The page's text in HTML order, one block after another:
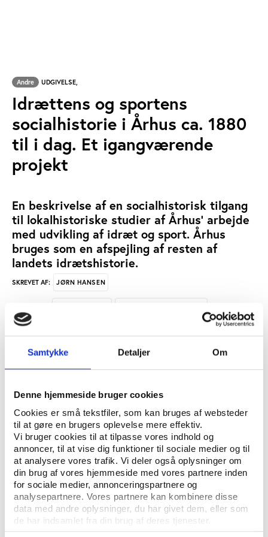
Samtykke Detaljer Om
Denne hjemmeside bruger cookies
Cookies er små tekstfiler, som kan bruges af websteder
til at gøre en brugers oplevelse mere effektiv.
Vi bruger cookies til at tilpasse vores indhold og
annoncer, til at vise dig funktioner til sociale medier og til
at analysere vores trafik. Vi deler også oplysninger om
din brug af vores hjemmeside med vores partnere inden
for sociale medier, annonceringspartnere og
analysepartnere. Vores partnere kan kombinere disse
data med andre oplysninger, du har givet dem, eller som
de har indsamlet fra din brug af deres tjenester.
Andre UDGIVELSE,
Idrættens og sportens
socialhistorie i Århus ca. 1880
til i dag. Et igangværende
projekt
En beskrivelse af en socialhistorisk tilgang
til lokalhistoriske studier af Århus' arbejde
med udvikling af idræt og sport. Århus
bruges som en afspejling af resten af
landets idrætshistorie.
SKREVET AF: JØRN HANSEN
FORENINGSLIV OG FRIVILLIGHED
ÅBN RAPPORT
UNIVERSITETSFORLAG
ANTAL SIDER: 10
ISBN: 87-8827-04-6
Eksemplarfremstilling af papirkopier/prints fra
Idrætshistorisk Årbog til undervisningsbrug på
uddannelsesinstitutioner og intern administrativ brug
er tilladt efter aftale med COPY-DAN Tekst & Node.